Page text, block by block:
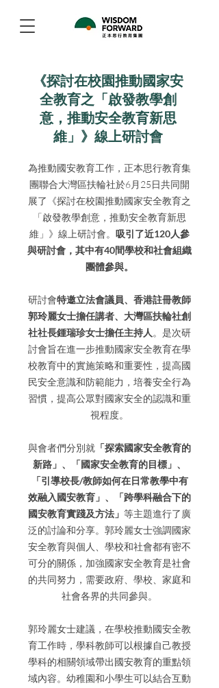
《探討在校園推動國家安
全教育之「啟發教學創
意，推動安全教育新思
維」》線上研討會
為推動國安教育工作，正本思行教育集
團聯合大灣區扶輪社於6月25日共同開
展了《探討在校園推動國家安全教育之
「啟發教學創意，推動安全教育新思
維」》線上研討會。 吸引了近120人參
與研討會，其中有40間學校和社會組織
團體參與。
研討會特邀立法會議員、香港註冊教師
郭玲麗女士擔任講者、大灣區扶輪社創
社社長鍾瑞珍女士擔任主持人 。是次研
討會旨在進一步推動國家安全教育在學
校教育中的實施策略和重要性，提高國
民安全意識和防範能力，培養安全行為
習慣，提高公眾對國家安全的認識和重
視程度。
與會者們分別就 「探索國家安全教育的
新路」、「國家安全教育的目標」、
「引導校長/教師如何在日常教學中有
效融入國安教育」、「跨學科融合下的
國安教育實踐及方法」 等主題進行了廣
泛的討論和分享。郭玲麗女士強調國家
安全教育與個人、學校和社會都有密不
可分的關係，加強國家安全教育是社會
的共同努力，需要政府、學校、家庭和
社會各界的共同參與。
郭玲麗女士建議，在學校推動國安全教
育工作時，學科教師可以根據自己教授
學科的相關領域帶出國安教育的重點領
域內容。幼稚園和小學生可以結合互動